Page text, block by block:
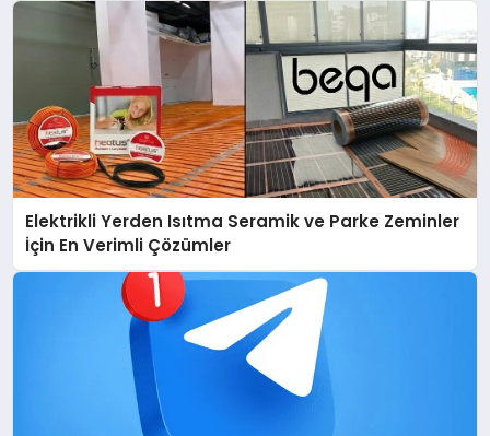
Elektrikli Yerden Isıtma Seramik ve Parke Zeminler
İçin En Verimli Çözümler